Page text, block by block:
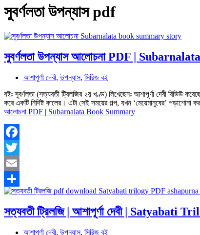
সুবর্ণলতা উপন্যাস pdf
সুবর্ণলতা উপন্যাস আলোচনা PDF |
আশাপূর্ণা দেবী, উপন্যাস, সিরিজ বই
বইঃ সুবর্ণলতা (সত্যবতী ট্রিলজির ২য় খণ্ড) লিখেছেনঃ আশাপূর্ণা দেবী রিভিউ
করে একটি নির্দিষ্ট কালের। এটা সেই সময়ের গল্প, যখন ‘মেয়েমানুষের’
আলোচনা PDF | Subarnalata Book Summary
Facebook
Twitter
Email
Share
সত্যবতী ট্রিলজি | আশাপূর্ণা দেবী | Satyabati
আশাপূর্ণা দেবী, উপন্যাস, সিরিজ বই